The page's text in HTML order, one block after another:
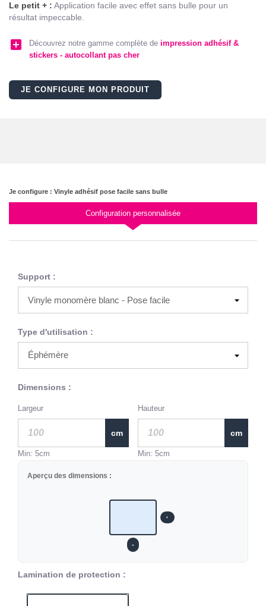
Le petit + : Application facile avec effet sans bulle pour un
résultat impeccable.
add_box Découvrez notre gamme complète de impression adhésif &
stickers - autocollant pas cher
JE CONFIGURE MON PRODUIT
Je configure : Vinyle adhésif pose facile sans bulle
Configuration personnalisée
Support :
Type d'utilisation :
Dimensions :
Largeur
cm
Min: 5cm
Hauteur
cm
Min: 5cm
Aperçu des dimensions :
-
-
Lamination de protection :